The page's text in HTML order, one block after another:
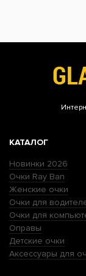
КАТАЛОГ
Новинки 2026
Очки Ray Ban
Женские очки
Очки для
Очки для
Оправы
Детские очки
Аксессуары для